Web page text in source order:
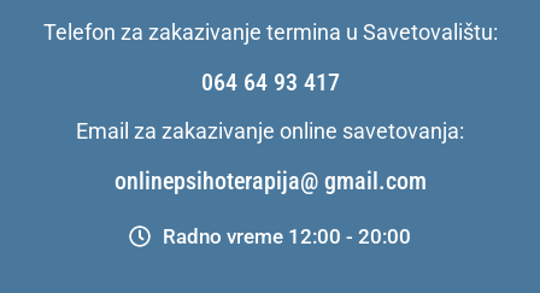
Telefon za zakazivanje termina u Savetovalištu:
064 64 93 417
Email za zakazivanje online savetovanja:
onlinepsihoterapija@ gmail.com
Radno vreme 12:00 - 20:00